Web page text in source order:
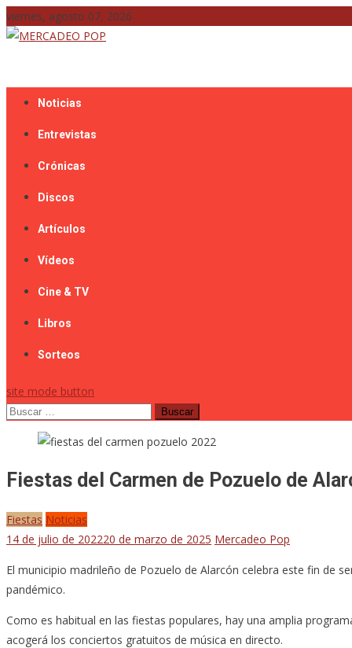
Skip
to
viernes, agosto 07, 2026
Noticias
Entrevistas
Crónicas
Discos
Artículos
Vídeos
Cine & TV
Libros
Sorteos
site mode button
Buscar:
Fiestas del Carmen de Pozuelo de
Fiestas Noticias
14 de julio de 202220 de marzo de 2025 Mercadeo Pop
El municipio madrileño de Pozuelo de Alarcón celebra este fin de
pandémico.
Como es habitual en las fiestas populares, hay una amplia
acogerá los conciertos gratuitos de música en directo.